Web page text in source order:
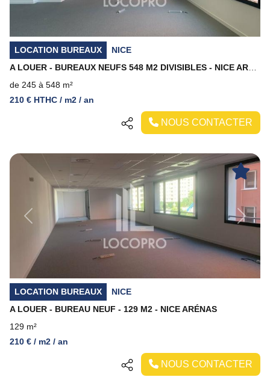
LOCATION BUREAUX
NICE
de 245 à 548 m²
210 € HTHC / m2 / an
NOUS CONTACTER
Previous Next
LOCATION BUREAUX
NICE
A LOUER - BUREAU NEUF - 129 M2 - NICE ARÉNAS
129 m²
210 € / m2 / an
NOUS CONTACTER